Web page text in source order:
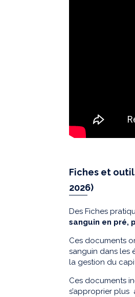
Fiches et
2026)
Des Fiches
sanguin en pré,
Ces documents
sanguin dans les
la gestion du
Ces documents
s’approprier plus